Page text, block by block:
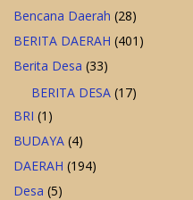
Bencana Daerah (28)
BERITA DAERAH (401)
Berita Desa (33)
BERITA DESA (17)
BRI (1)
BUDAYA (4)
DAERAH (194)
Desa (5)